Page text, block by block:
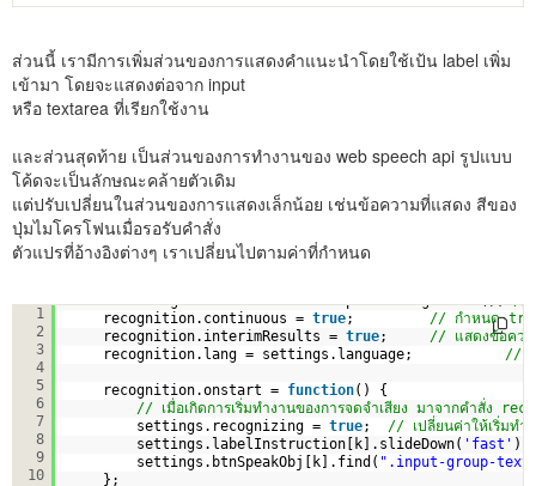
ส่วนนี้ เรามีการเพิ่มส่วนของการแสดงคำแนะนำโดยใช้เป้น label เพิ่ม
เข้ามา โดยจะแสดงต่อจาก input
หรือ textarea ที่เรียกใช้งาน
และส่วนสุดท้าย เป็นส่วนของการทำงานของ web speech api รูปแบบ
โค้ดจะเป็นลักษณะคล้ายตัวเดิม
แต่ปรับเปลี่ยนในส่วนของการแสดงเล็กน้อย เช่นข้อความที่แสดง สีของ
ปุ่มไมโครโฟนเมื่อรอรับคำสั่ง
ตัวแปรที่อ้างอิงต่างๆ เราเปลี่ยนไปตามค่าที่กำหนด
1
2
3
4
5
6
7
8
9
10
recognition.continuous = true; // กำหนด true
recognition.interimResults = true; // แสดงข้อควา
recognition.lang = settings.language; // ก
recognition.onstart = function() {
// เมื่อเกิดการเริ่มทำงานของการจดจำเสียง มาจากคำสั่ง
settings.recognizing = true; // เปลี่ยนค่าให้เริ่มทำ
settings.labelInstruction[k].slideDown( 'fast'
settings.btnSpeakObj[k].find( ".input-group-
};